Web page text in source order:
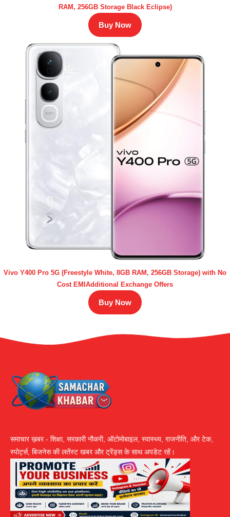
RAM, 256GB Storage Black Eclipse)
Buy Now
Vivo Y400 Pro 5G (Freestyle White, 8GB RAM, 256GB Storage) with No
Cost EMIAdditional Exchange Offers
Buy Now
समाचार ख़बर - शिक्षा, सरकारी नौकरी, ऑटोमोबाइल, स्वास्थ्य, राजनीति, और टेक,
स्पोर्ट्स, बिजनेस की लतेंस्ट खबर और ट्रेंड्स के साथ अपडेट रहें।